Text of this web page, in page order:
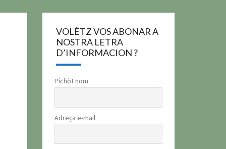
VOLÈTZ VOS ABONAR A
NOSTRA LETRA
D’INFORMACION ?
Pichòt nom
Adreça e-mail